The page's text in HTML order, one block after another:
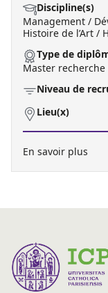
Discipline(s)
Management /
Histoire de l’Art /
Type de
Master recherche
Niveau de
Lieu(x)
En savoir plus